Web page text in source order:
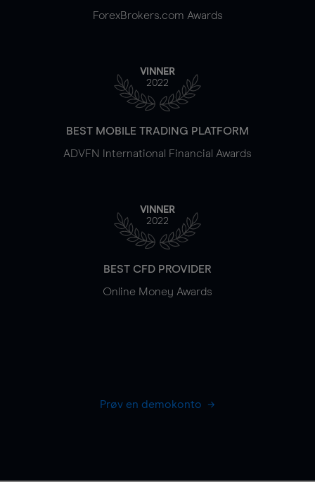
ForexBrokers.com Awards
VINNER
2022
BEST MOBILE TRADING PLATFORM
ADVFN International Financial Awards
VINNER
2022
BEST CFD PROVIDER
Online Money Awards
Prøv en demokonto